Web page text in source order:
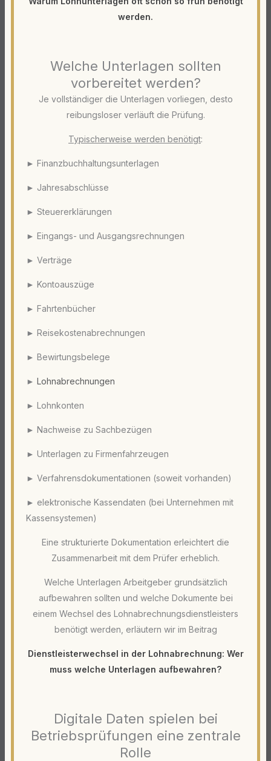
werden.
Welche Unterlagen sollten
vorbereitet werden?
Je vollständiger die Unterlagen vorliegen, desto
reibungsloser verläuft die Prüfung.
Typischerweise werden benötigt:
► Finanzbuchhaltungsunterlagen
► Jahresabschlüsse
► Steuererklärungen
► Eingangs- und Ausgangsrechnungen
► Verträge
► Kontoauszüge
► Fahrtenbücher
► Reisekostenabrechnungen
► Bewirtungsbelege
► Lohnabrechnungen
► Lohnkonten
► Nachweise zu Sachbezügen
► Unterlagen zu Firmenfahrzeugen
► Verfahrensdokumentationen (soweit vorhanden)
► elektronische Kassendaten (bei Unternehmen mit
Kassensystemen)
Eine strukturierte Dokumentation erleichtert die
Zusammenarbeit mit dem Prüfer erheblich.
Welche Unterlagen Arbeitgeber grundsätzlich
aufbewahren sollten und welche Dokumente bei
einem Wechsel des Lohnabrechnungsdienstleisters
benötigt werden, erläutern wir im Beitrag
Dienstleisterwechsel in der Lohnabrechnung: Wer
muss welche Unterlagen aufbewahren?
Digitale Daten spielen bei
Betriebsprüfungen eine zentrale
Rolle